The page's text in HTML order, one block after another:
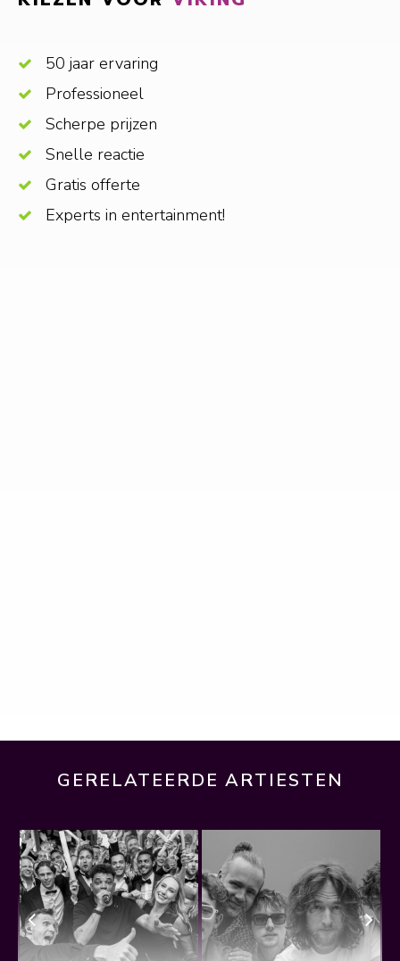
50 jaar ervaring
Professioneel
Scherpe prijzen
Snelle reactie
Gratis offerte
Experts in entertainment!
GERELATEERDE ARTIESTEN